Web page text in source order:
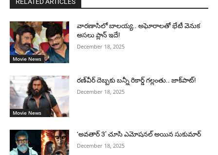
Movie News
వారణాసిలో బాలయ్య.. అఘోరాలతో భేటీ వెనుక
అసలు ప్లాన్ ఇదే!
December 18, 2025
Movie News
రణ్‌వీర్ దెబ్బకు బన్నీ రికార్డ్ గల్లంతు.. జాక్‌పాట్!
December 18, 2025
‘అవతార్ 3’ చూసి ఎమోషనల్ అయిన సుకుమార్
December 18, 2025